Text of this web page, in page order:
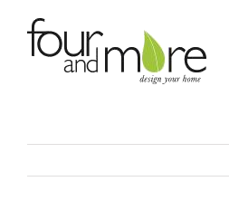
content